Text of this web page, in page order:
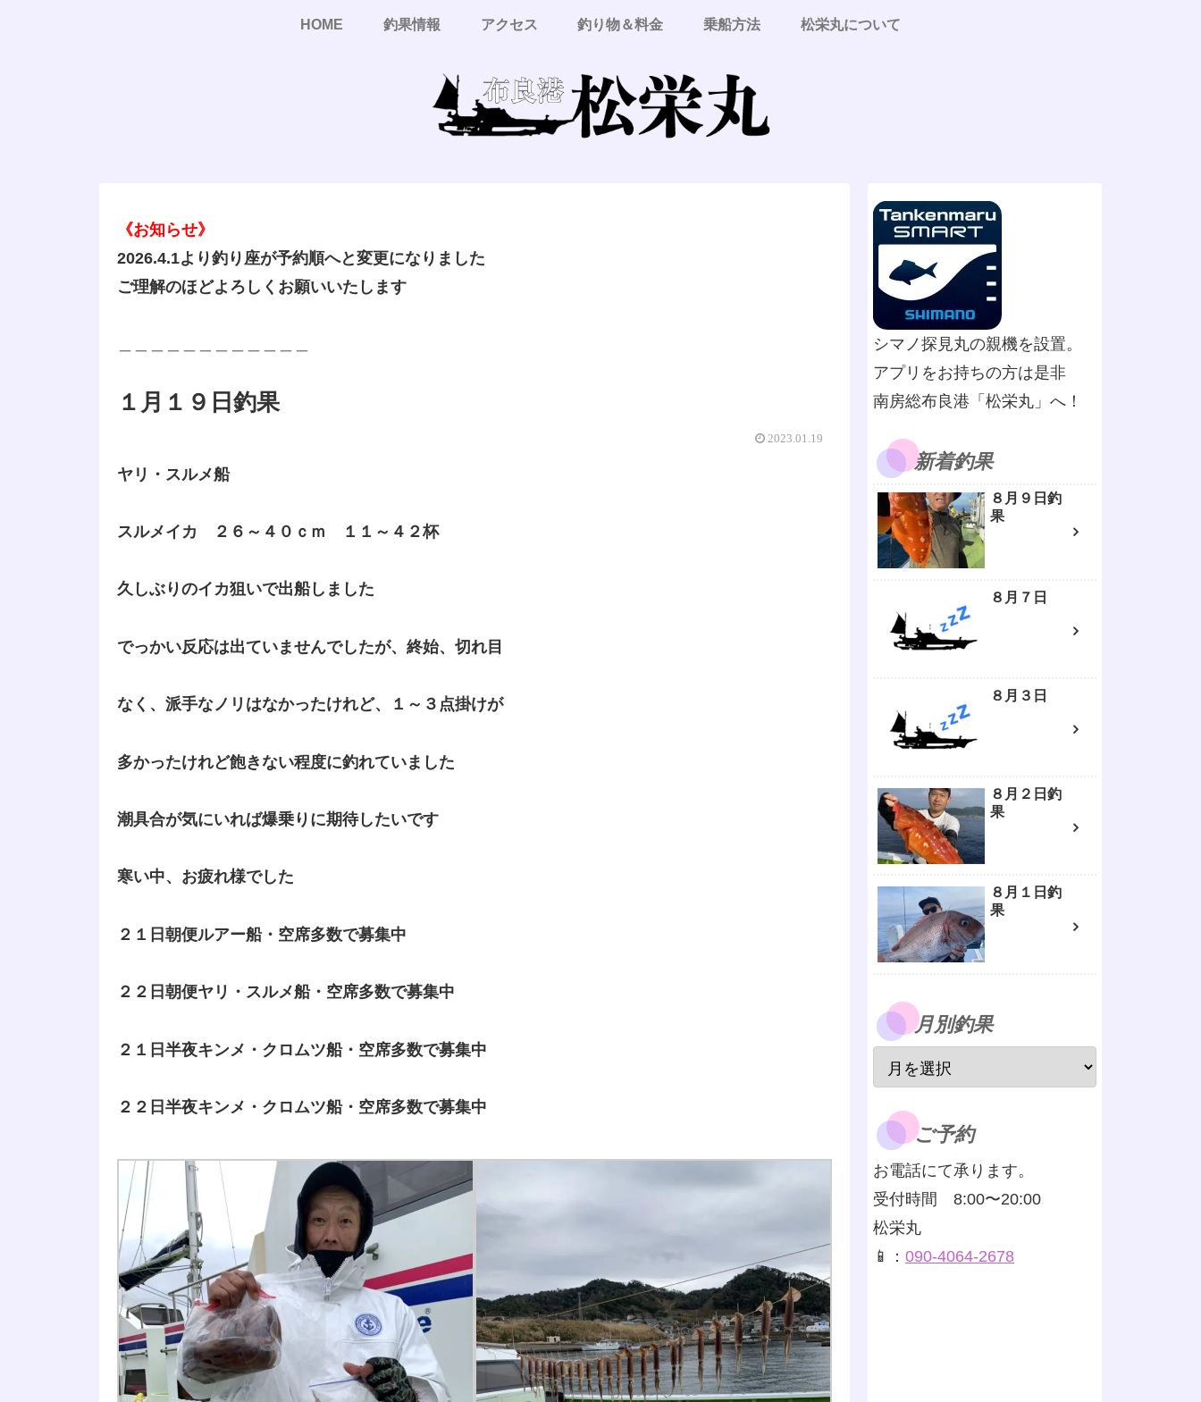
HOME 釣果情報 アクセス 釣り物＆料金 乗船方法 松栄丸について
《お知らせ》
2026.4.1より釣り座が予約順へと変更になりました
ご理解のほどよろしくお願いいたします
１月１９日釣果
2023.01.19
ヤリ・スルメ船
スルメイカ ２６～４０ｃｍ １１～４２杯
久しぶりのイカ狙いで出船しました
でっかい反応は出ていませんでしたが、終始、切れ目
なく、派手なノリはなかったけれど、１～３点掛けが
多かったけれど飽きない程度に釣れていました
潮具合が気にいれば爆乗りに期待したいです
寒い中、お疲れ様でした
２１日朝便ルアー船・空席多数で募集中
２２日朝便ヤリ・スルメ船・空席多数で募集中
２１日半夜キンメ・クロムツ船・空席多数で募集中
２２日半夜キンメ・クロムツ船・空席多数で募集中
シマノ探見丸の親機を設置。
アプリをお持ちの方は是非
南房総布良港「松栄丸」へ！
新着釣果
８月９日釣
果
８月７日
８月３日
８月２日釣
果
８月１日釣
果
月別釣果
ご予約
お電話にて承ります。
受付時間 8:00〜20:00
松栄丸
📱： 090-4064-2678